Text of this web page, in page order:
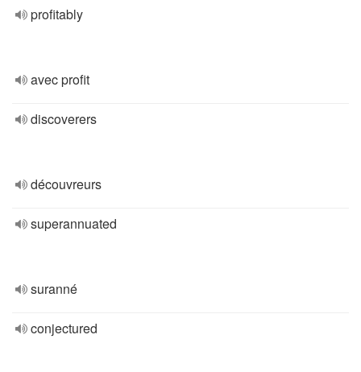
profitably
avec profit
discoverers
découvreurs
superannuated
suranné
conjectured